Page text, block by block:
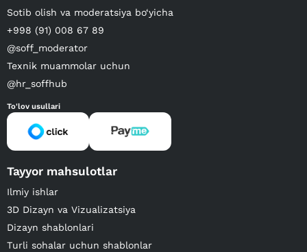
Sotib olish va moderatsiya bo‘yicha
+998 (91) 008 67 89
@soff_moderator
Texnik muammolar uchun
@hr_soffhub
To'lov usullari
Tayyor mahsulotlar
Ilmiy ishlar
3D Dizayn va Vizualizatsiya
Dizayn shablonlari
Turli sohalar uchun shablonlar